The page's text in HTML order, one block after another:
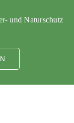
und Naturschutz